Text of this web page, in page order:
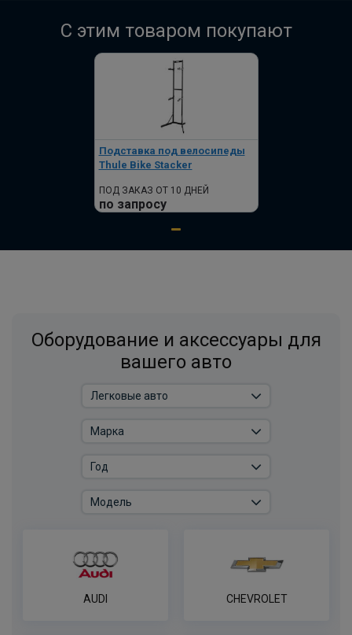
C этим товаром покупают
Подставка под велосипеды
Thule Bike Stacker
ПОД ЗАКАЗ ОТ 10 ДНЕЙ
по запросу
Оборудование и аксессуары для
вашего авто
AUDI CHEVROLET